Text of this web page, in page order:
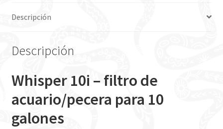
Descripción
Descripción
Whisper 10i – filtro de
acuario/pecera para 10
galones